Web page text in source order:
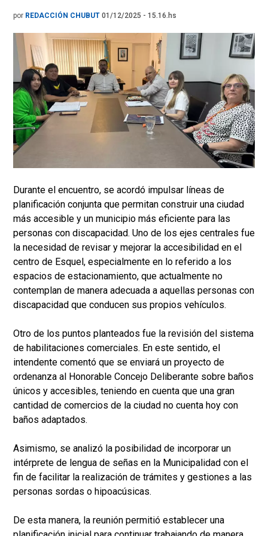
por REDACCIÓN CHUBUT 01/12/2025 - 15.16.hs
Durante el encuentro, se acordó impulsar líneas de
planificación conjunta que permitan construir una ciudad
más accesible y un municipio más eficiente para las
personas con discapacidad. Uno de los ejes centrales fue
la necesidad de revisar y mejorar la accesibilidad en el
centro de Esquel, especialmente en lo referido a los
espacios de estacionamiento, que actualmente no
contemplan de manera adecuada a aquellas personas con
discapacidad que conducen sus propios vehículos.
Otro de los puntos planteados fue la revisión del sistema
de habilitaciones comerciales. En este sentido, el
intendente comentó que se enviará un proyecto de
ordenanza al Honorable Concejo Deliberante sobre baños
únicos y accesibles, teniendo en cuenta que una gran
cantidad de comercios de la ciudad no cuenta hoy con
baños adaptados.
Asimismo, se analizó la posibilidad de incorporar un
intérprete de lengua de señas en la Municipalidad con el
fin de facilitar la realización de trámites y gestiones a las
personas sordas o hipoacúsicas.
De esta manera, la reunión permitió establecer una